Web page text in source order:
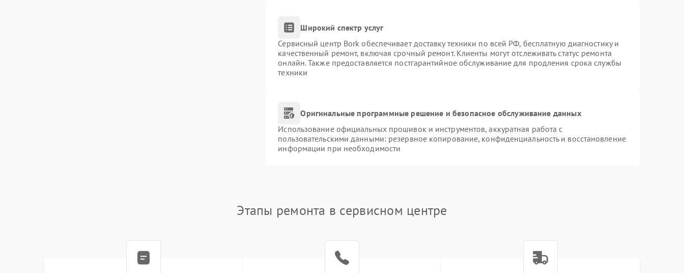
Широкий спектр услуг
Сервисный центр Bork обеспечивает доставку техники по всей РФ, бесплатную диагностику и
качественный ремонт, включая срочный ремонт. Клиенты могут отслеживать статус ремонта
онлайн. Также предоставляется постгарантийное обслуживание для продления срока службы
техники
Оригинальные программные решение и безопасное обслуживание данных
Использование официальных прошивок и инструментов, аккуратная работа с
пользовательскими данными: резервное копирование, конфиденциальность и восстановление
информации при необходимости
Этапы ремонта в сервисном центре